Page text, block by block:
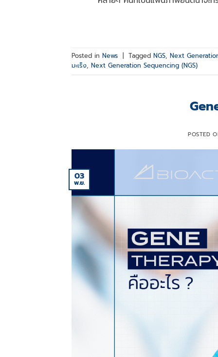
Posted in News Tagged NGS, Next
มะเร็ง, Next Generation Sequencing (NGS)
POSTED
03
พ.ย.